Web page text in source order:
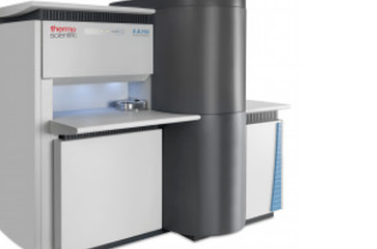
UPS спектроскопией потерь энергии
REELS и рамановской
анализ Nexsa G2 раскрывает потенциал
области материаловедения микроэлектроники
и многих других приложений